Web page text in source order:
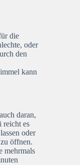
die
oder
den
kann
daran,
reicht es
oder
öffnen.
mehrmals